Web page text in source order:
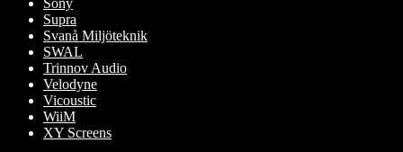
Sony
Supra
Svanå Miljöteknik
SWAL
Trinnov Audio
Velodyne
Vicoustic
WiiM
XY Screens